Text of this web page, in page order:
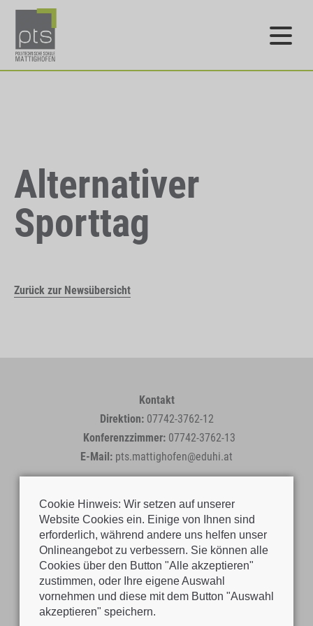
Alternativer
Sporttag
Zurück zur Newsübersicht
Kontakt
Direktion: 07742-3762-12
Konferenzzimmer: 07742-3762-13
E-Mail: pts.mattighofen@eduhi.at
Cookie Hinweis: Wir setzen auf unserer
Website Cookies ein. Einige von Ihnen sind
erforderlich, während andere uns helfen unser
Onlineangebot zu verbessern. Sie können alle
Cookies über den Button "Alle akzeptieren"
zustimmen, oder Ihre eigene Auswahl
vornehmen und diese mit dem Button "Auswahl
akzeptieren" speichern.